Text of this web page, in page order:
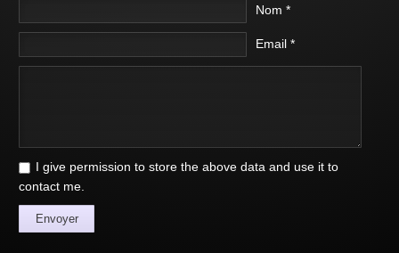
Nom *
Email *
I give permission to store the above data and use it to
contact me.
Envoyer